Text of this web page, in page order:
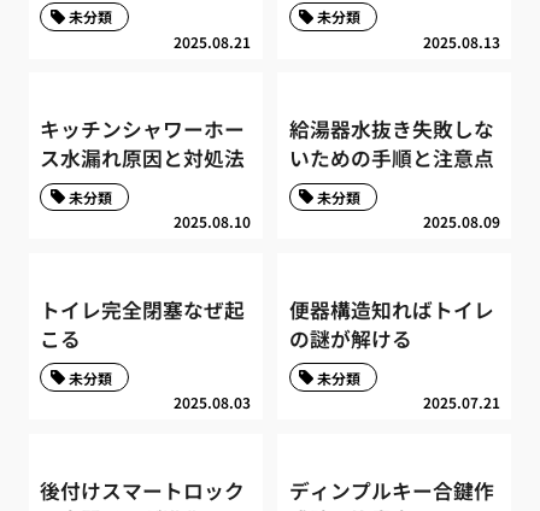
2025.08.21
未分類
2025.08.13
未分類
キッチンシャワーホー
ス水漏れ原因と対処法
2025.08.10
未分類
給湯器水抜き失敗しな
いための手順と注意点
2025.08.09
未分類
トイレ完全閉塞なぜ起
こる
2025.08.03
未分類
便器構造知ればトイレ
の謎が解ける
2025.07.21
未分類
後付けスマートロック
ディンプルキー合鍵作